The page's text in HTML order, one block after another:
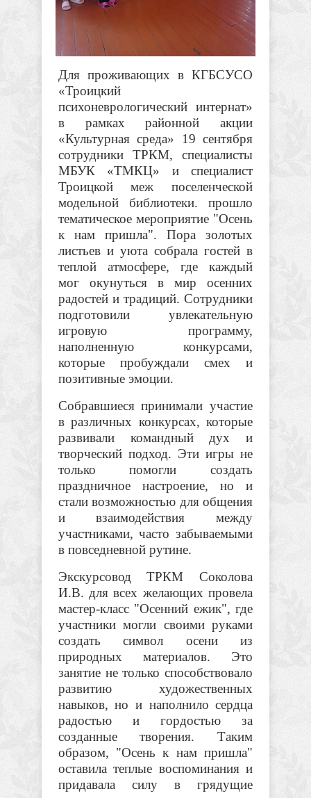
Для проживающих в КГБСУСО
«Троицкий
психоневрологический интернат»
в рамках районной акции
«Культурная среда» 19 сентября
сотрудники ТРКМ, специалисты
МБУК «ТМКЦ» и специалист
Троицкой меж поселенческой
модельной библиотеки. прошло
тематическое мероприятие "Осень
к нам пришла". Пора золотых
листьев и уюта собрала гостей в
теплой атмосфере, где каждый
мог окунуться в мир осенних
радостей и традиций. Сотрудники
подготовили увлекательную
игровую программу,
наполненную конкурсами,
которые пробуждали смех и
позитивные эмоции.
Собравшиеся принимали участие
в различных конкурсах, которые
развивали командный дух и
творческий подход. Эти игры не
только помогли создать
праздничное настроение, но и
стали возможностью для общения
и взаимодействия между
участниками, часто забываемыми
в повседневной рутине.
Экскурсовод ТРКМ Соколова
И.В. для всех желающих провела
мастер-класс "Осенний ежик", где
участники могли своими руками
создать символ осени из
природных материалов. Это
занятие не только способствовало
развитию художественных
навыков, но и наполнило сердца
радостью и гордостью за
созданные творения. Таким
образом, "Осень к нам пришла"
оставила теплые воспоминания и
придавала силу в грядущие